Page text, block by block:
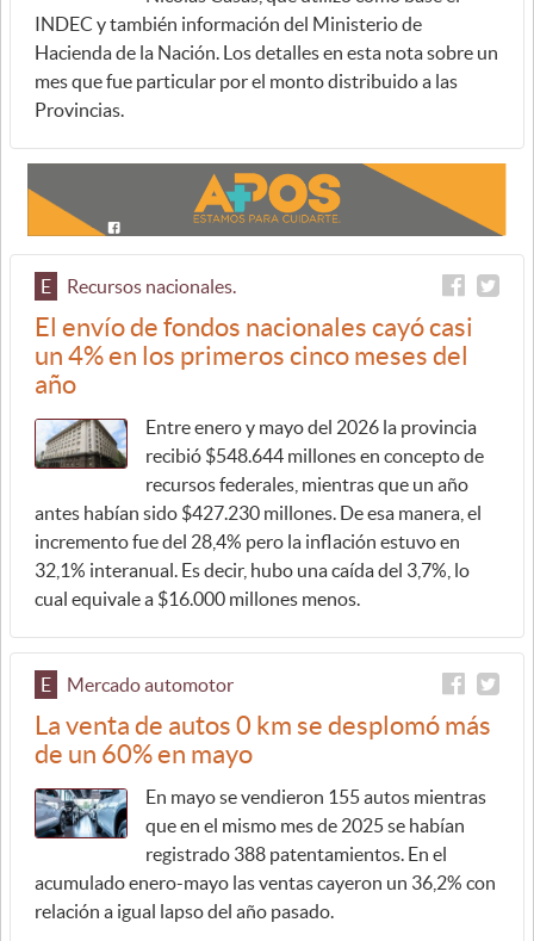
INDEC y también información del Ministerio de
Hacienda de la Nación. Los detalles en esta nota sobre un
mes que fue particular por el monto distribuido a las
Provincias.
E Recursos nacionales.
El envío de fondos nacionales cayó casi
un 4% en los primeros cinco meses del
año
Entre enero y mayo del 2026 la provincia
recibió $548.644 millones en concepto de
recursos federales, mientras que un año
antes habían sido $427.230 millones. De esa manera, el
incremento fue del 28,4% pero la inflación estuvo en
32,1% interanual. Es decir, hubo una caída del 3,7%, lo
cual equivale a $16.000 millones menos.
E Mercado automotor
La venta de autos 0 km se desplomó más
de un 60% en mayo
En mayo se vendieron 155 autos mientras
que en el mismo mes de 2025 se habían
registrado 388 patentamientos. En el
acumulado enero-mayo las ventas cayeron un 36,2% con
relación a igual lapso del año pasado.